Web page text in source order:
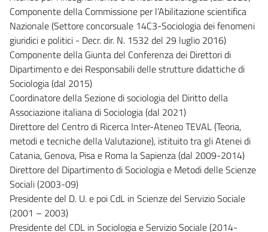
Componente della Commissione per l’Abilitazione scientifica
Nazionale (Settore concorsuale 14C3-Sociologia dei fenomeni
giuridici e politici - Decr. dir. N. 1532 del 29 luglio 2016)
Componente della Giunta del Conferenza dei Direttori di
Dipartimento e dei Responsabili delle strutture didattiche di
Sociologia (dal 2015)
Coordinatore della Sezione di sociologia del Diritto della
Associazione italiana di Sociologia (dal 2021)
Direttore del Centro di Ricerca Inter-Ateneo TEVAL (Teoria,
metodi e tecniche della Valutazione), istituito tra gli Atenei di
Catania, Genova, Pisa e Roma la Sapienza (dal 2009-2014)
Direttore del Dipartimento di Sociologia e Metodi delle Scienze
Sociali (2003-09)
Presidente del D. U. e poi CdL in Scienze del Servizio Sociale
(2001 – 2003)
Presidente del CDL in Sociologia e Servizio Sociale (2014-